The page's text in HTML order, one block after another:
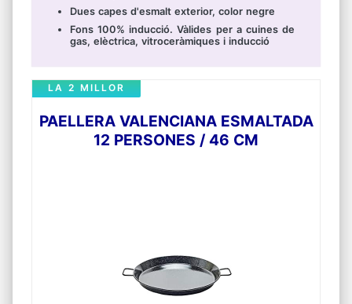
Dues capes d'esmalt exterior, color negre
Fons 100% inducció. Vàlides per a cuines de
gas, elèctrica, vitroceràmiques i inducció
PAELLERA VALENCIANA ESMALTADA
12 PERSONES / 46 CM
LA 2 MILLOR